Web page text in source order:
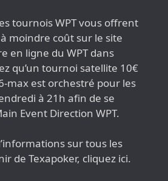
tournois WPT vous offrent
moindre coût sur le site
en ligne du WPT dans
qu’un tournoi satellite 10€
max est orchestré pour les
à 21h afin de se
Event Direction WPT.
sur tous les
de Texapoker, cliquez ici.